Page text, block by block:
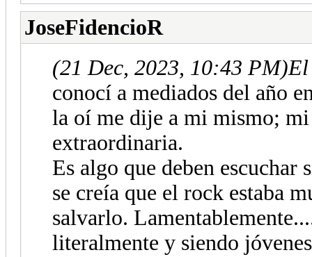
JoseFidencioR
(21 Dec, 2023, 10:43 PM)
conocí a mediados del año
la oí me dije a mi mismo; mi
extraordinaria.
Es algo que deben
se creía que el rock estaba
salvarlo.
literalmente y siendo